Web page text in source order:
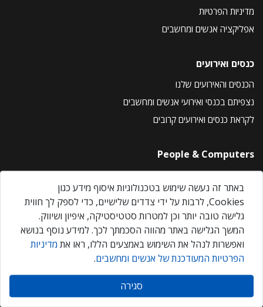
מדיניות הפרטיות
אפליקציה אנשים ומחשבים
כנסים ואירועים
הכנסים והאירועים שלנו
נצפיתם בכנסי ואירועי אנשים ומחשבים
לקראת כנסים ואירועים קרובים
People & Computers
About Us
Privacy Policy
Contact Us
Our Events
אנשים ומחשבים © 2026 – כל הזכויות שמורות
באתר זה נעשה שימוש בטכנולוגיות איסוף מידע כגון
Cookies, לרבות על ידי צדדים שלישיים, כדי לספק לך חווית
גלישה טובה יותר וכן למטרות סטטיסטיקה, איפיון ושיווק.
המשך הגלישה באתר מהווה הסכמתך לכך. למידע נוסף בנושא
ואפשרות לנהל את השימוש באמצעים הללו, ראו את מדיניות
הפרטיות המעודכנת של אנשים ומחשבים.
סגירה